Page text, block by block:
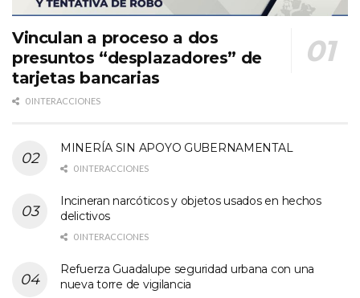
Vinculan a proceso a dos
presuntos “desplazadores” de
tarjetas bancarias
0 INTERACCIONES
MINERÍA SIN APOYO GUBERNAMENTAL
0 INTERACCIONES
Incineran narcóticos y objetos usados en hechos
delictivos
0 INTERACCIONES
Refuerza Guadalupe seguridad urbana con una
nueva torre de vigilancia